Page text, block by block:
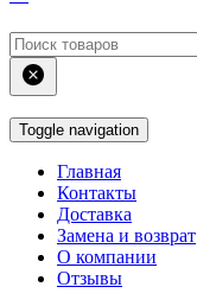
Toggle navigation
Главная
Контакты
Доставка
Замена и возврат
О компании
Отзывы